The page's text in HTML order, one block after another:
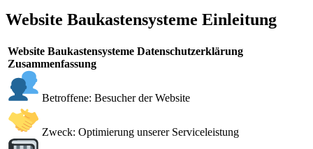
Website Baukastensysteme Einleitung
Website Baukastensysteme Datenschutzerklärung
Zusammenfassung
Betroffene: Besucher der Website
Zweck: Optimierung unserer Serviceleistung